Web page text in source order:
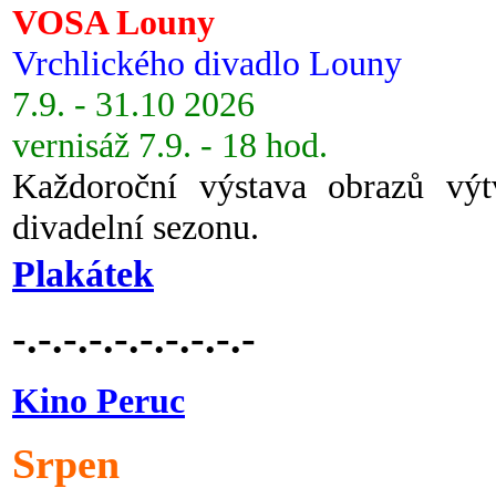
VOSA Louny
Vrchlického divadlo Louny
7.9. - 31.10 2026
vernisáž 7.9. - 18 hod.
Každoroční výstava obrazů
divadelní sezonu.
Plakátek
-.-.-.-.-.-.-.-.-.-
Kino Peruc
Srpen